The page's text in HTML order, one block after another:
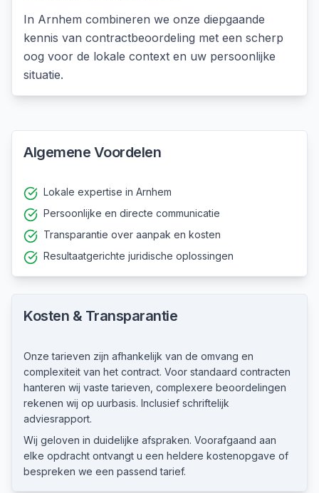
In Arnhem combineren we onze diepgaande
kennis van contractbeoordeling met een scherp
oog voor de lokale context en uw persoonlijke
situatie.
Algemene Voordelen
Lokale expertise in Arnhem
Persoonlijke en directe communicatie
Transparantie over aanpak en kosten
Resultaatgerichte juridische oplossingen
Kosten & Transparantie
Onze tarieven zijn afhankelijk van de omvang en
complexiteit van het contract. Voor standaard contracten
hanteren wij vaste tarieven, complexere beoordelingen
rekenen wij op uurbasis. Inclusief schriftelijk
adviesrapport.
Wij geloven in duidelijke afspraken. Voorafgaand aan
elke opdracht ontvangt u een heldere kostenopgave of
bespreken we een passend tarief.